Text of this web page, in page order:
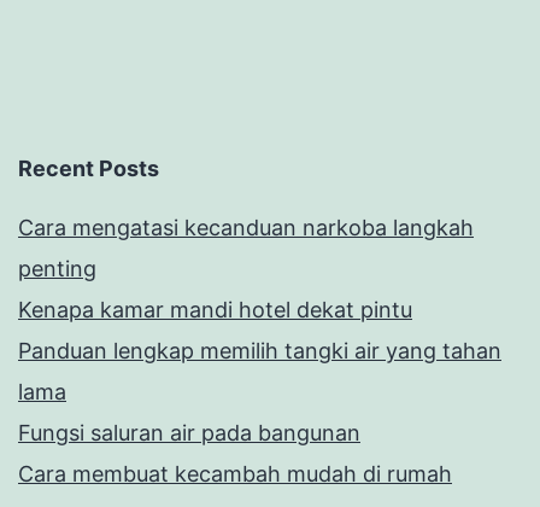
Recent Posts
Cara mengatasi kecanduan narkoba langkah
penting
Kenapa kamar mandi hotel dekat pintu
Panduan lengkap memilih tangki air yang tahan
lama
Fungsi saluran air pada bangunan
Cara membuat kecambah mudah di rumah